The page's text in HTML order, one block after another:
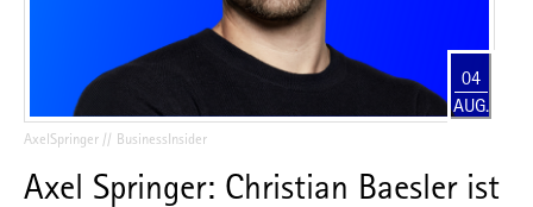
04
AUG.
AxelSpringer BusinessInsider
Axel Springer: Christian Baesler ist